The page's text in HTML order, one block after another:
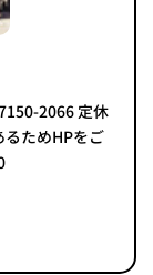
2066 定休
るためHPをご